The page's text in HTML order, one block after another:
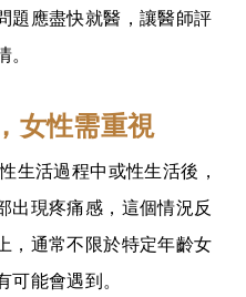
題應盡快就醫，讓醫師評
。
女性需重視
生活過程中或性生活後，
出現疼痛感，這個情況反
，通常不限於特定年齡女
可能會遇到。